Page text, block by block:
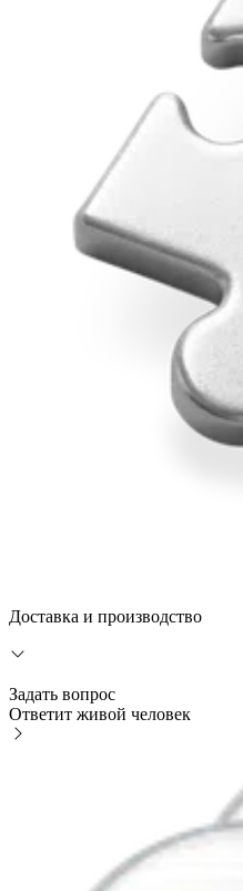
Доставка и производство
Задать вопрос
Ответит живой человек